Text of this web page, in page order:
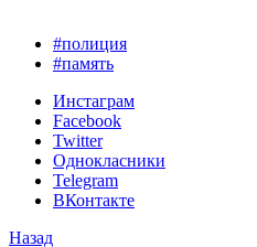
#полиция
#память
Инстаграм
Facebook
Twitter
Однокласники
Telegram
ВКонтакте
Назад